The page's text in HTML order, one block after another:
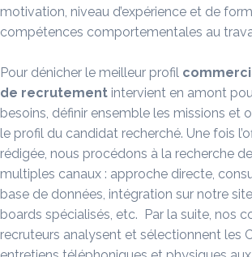
motivation, niveau d’expérience et de
compétences comportementales au
Pour dénicher le meilleur profil
de recrutement intervient en amont
besoins, définir ensemble les missions et
le profil du candidat recherché. Une fois
rédigée, nous procédons à la recherche
multiples canaux : approche directe,
base de données, intégration sur notre
boards spécialisés, etc. Par la suite, nos
recruteurs analysent et sélectionnent les